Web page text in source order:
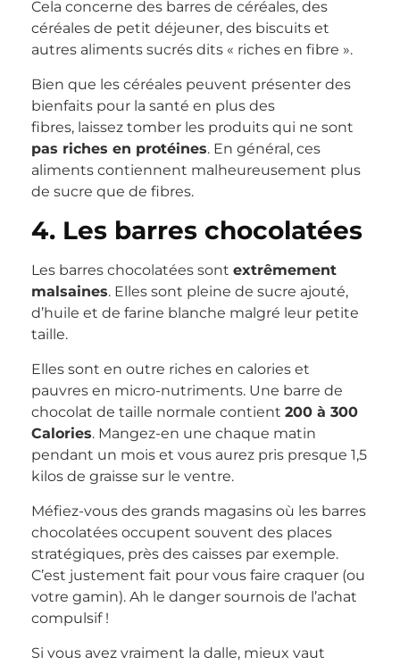
Cela concerne des barres de céréales, des
céréales de petit déjeuner, des biscuits et
autres aliments sucrés dits « riches en fibre ».
Bien que les céréales peuvent présenter des
bienfaits pour la santé en plus des
fibres, laissez tomber les produits qui ne sont
pas riches en protéines. En général, ces
aliments contiennent malheureusement plus
de sucre que de fibres.
4. Les barres chocolatées
Les barres chocolatées sont extrêmement
malsaines. Elles sont pleine de sucre ajouté,
d’huile et de farine blanche malgré leur petite
taille.
Elles sont en outre riches en calories et
pauvres en micro-nutriments. Une barre de
chocolat de taille normale contient 200 à 300
Calories. Mangez-en une chaque matin
pendant un mois et vous aurez pris presque 1,5
kilos de graisse sur le ventre.
Méfiez-vous des grands magasins où les barres
chocolatées occupent souvent des places
stratégiques, près des caisses par exemple.
C’est justement fait pour vous faire craquer (ou
votre gamin). Ah le danger sournois de l’achat
compulsif !
Si vous avez vraiment la dalle, mieux vaut